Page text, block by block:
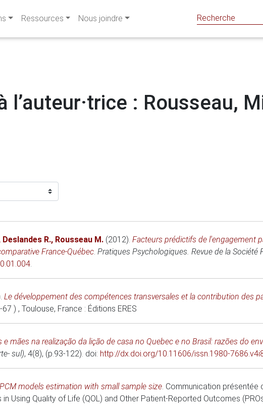
Ressources Nous joindre
: Rousseau,
Deslandes R., Rousseau M. (2012). Facteurs prédictifs de l'engagement
France-Québec. Pratiques Psychologiques. Revue de la Société
.
. Le développement des compétences transversales et la contribution des
67 ) , Toulouse, France : Éditions ERES
mães na realização da lição de casa no Quebec e no Brasil: razões do
sul), 4(8), (p.93-122). doi: http://dx.doi.org/10.11606/issn.1980-
models estimation with small sample size. Communication présentée
Using Quality of Life (QOL) and Other Patient-Reported Outcomes